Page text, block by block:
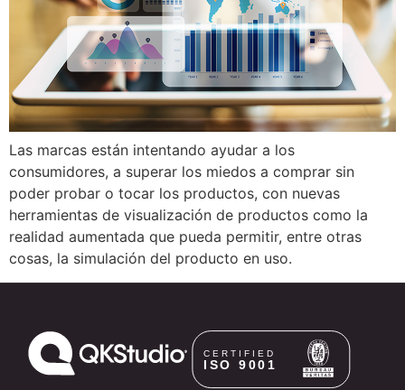
Las marcas están intentando ayudar a los
consumidores, a superar los miedos a comprar sin
poder probar o tocar los productos, con nuevas
herramientas de visualización de productos como la
realidad aumentada que pueda permitir, entre otras
cosas, la simulación del producto en uso.